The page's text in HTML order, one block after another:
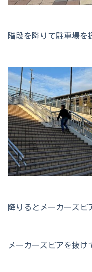
階段を降りて駐車場を
降りるとメーカーズピ
メーカーズピアを抜け